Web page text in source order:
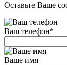
Оставьте Ваше
Ваш телефон*
Ваше имя